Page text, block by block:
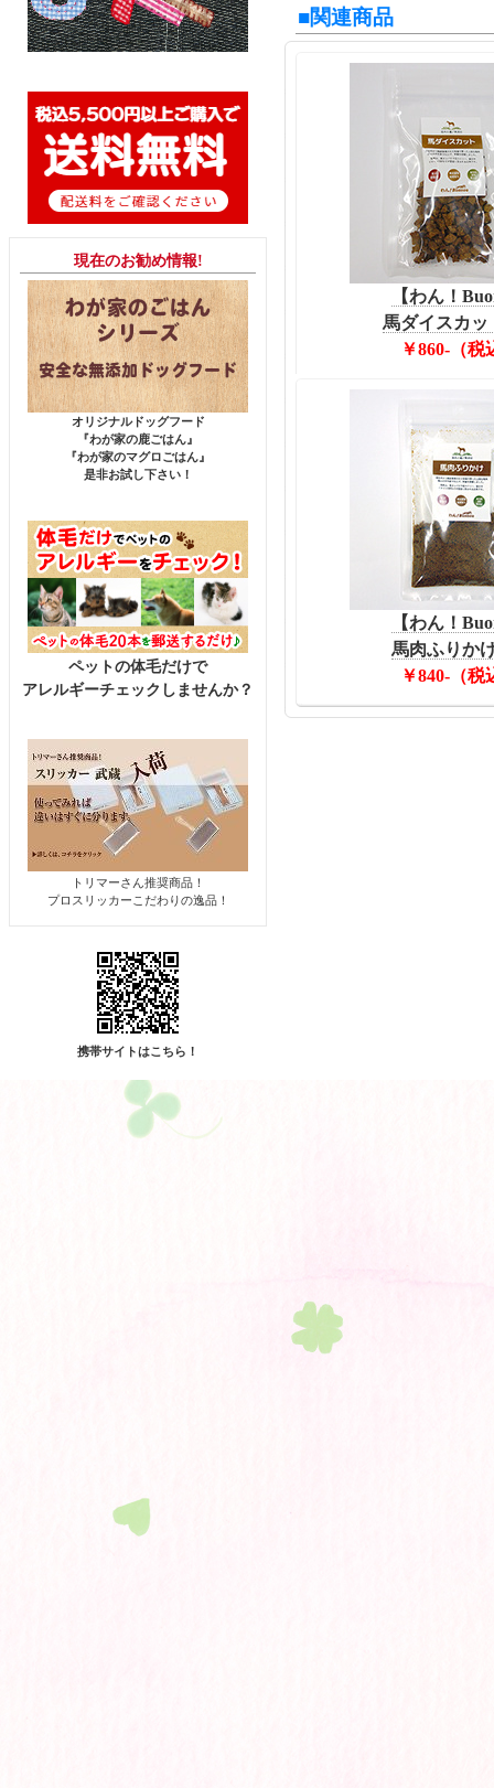
■関連商品
【わん！
馬ダイスカッ
￥860-（税
【わん！
馬肉ふりか
￥840-（税
現在のお勧め情報!
オリジナルドッグフード
『わが家の鹿ごはん』
『わが家のマグロごはん』
是非お試し下さい！
ペットの体毛だけで
アレルギーチェックしませんか？
トリマーさん推奨商品！
プロスリッカーこだわりの逸品！
携帯サイトはこちら！